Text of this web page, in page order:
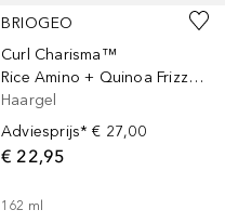
BRIOGEO
Curl Charisma™
Rice Amino + Quinoa Frizz Control Gel
Haargel
Adviesprijs* € 27,00
€ 22,95
162 ml